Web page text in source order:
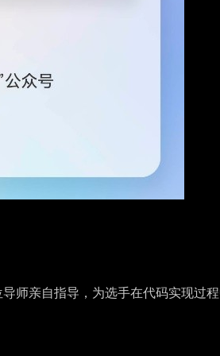
师亲自指导，为选手在代码实现过